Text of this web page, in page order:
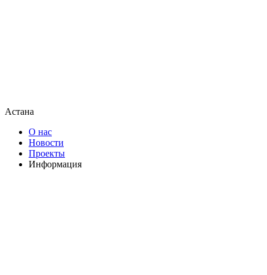
Астана
О нас
Новости
Проекты
Информация